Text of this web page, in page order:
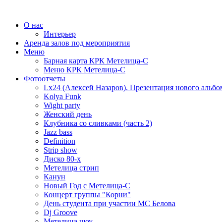
О нас
Интерьер
Аренда залов под мероприятия
Меню
Барная карта КРК Метелица-С
Меню КРК Метелица-С
Фотоотчеты
Lx24 (Алексей Назаров). Презентация нового
Kolya Funk
Wight party
Женский день
Клубника со сливками (часть 2)
Jazz bass
Definition
Strip show
Диско 80-х
Метелица стрип
Канун
Новый Год с Метелица-С
Концерт группы "Корни"
День студента при участии МС Белова
Dj Groove